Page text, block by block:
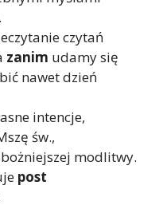
czytań
zanim udamy się
nawet dzień
intencje,
św.,
modlitwy.
post